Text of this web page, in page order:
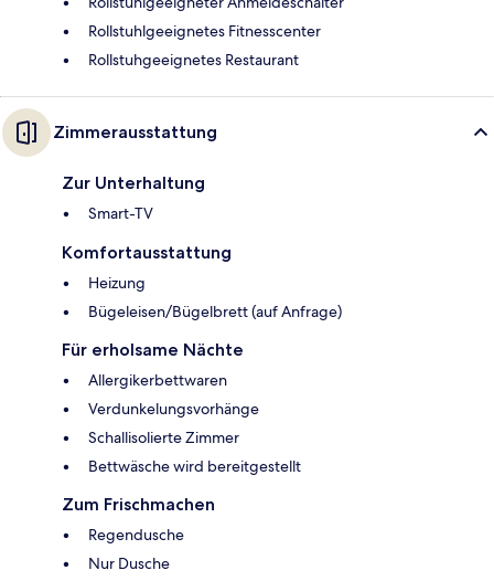
Rollstuhlgeeignetes Fitnesscenter
Rollstuhgeeignetes Restaurant
Zimmerausstattung
Zur Unterhaltung
Smart-TV
Komfortausstattung
Heizung
Bügeleisen/Bügelbrett (auf Anfrage)
Für erholsame Nächte
Allergikerbettwaren
Verdunkelungsvorhänge
Schallisolierte Zimmer
Bettwäsche wird bereitgestellt
Zum Frischmachen
Regendusche
Nur Dusche